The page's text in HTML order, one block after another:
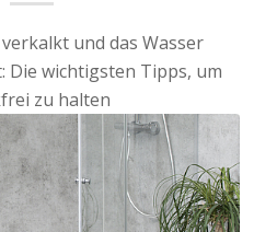
und das Wasser
Die wichtigsten Tipps, um
zu halten